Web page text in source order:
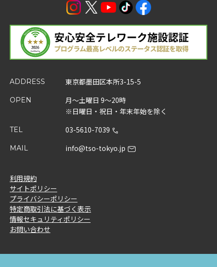
ADDRESS 東京都墨田区本所3-15-5
OPEN
月～土曜日 9～20時
※日曜日・祝日・年末年始を除く
TEL 03-5610-7039
MAIL info@tso-tokyo.jp
利用規約
サイトポリシー
プライバシーポリシー
特定商取引法に基づく表示
情報セキュリティポリシー
お問い合わせ